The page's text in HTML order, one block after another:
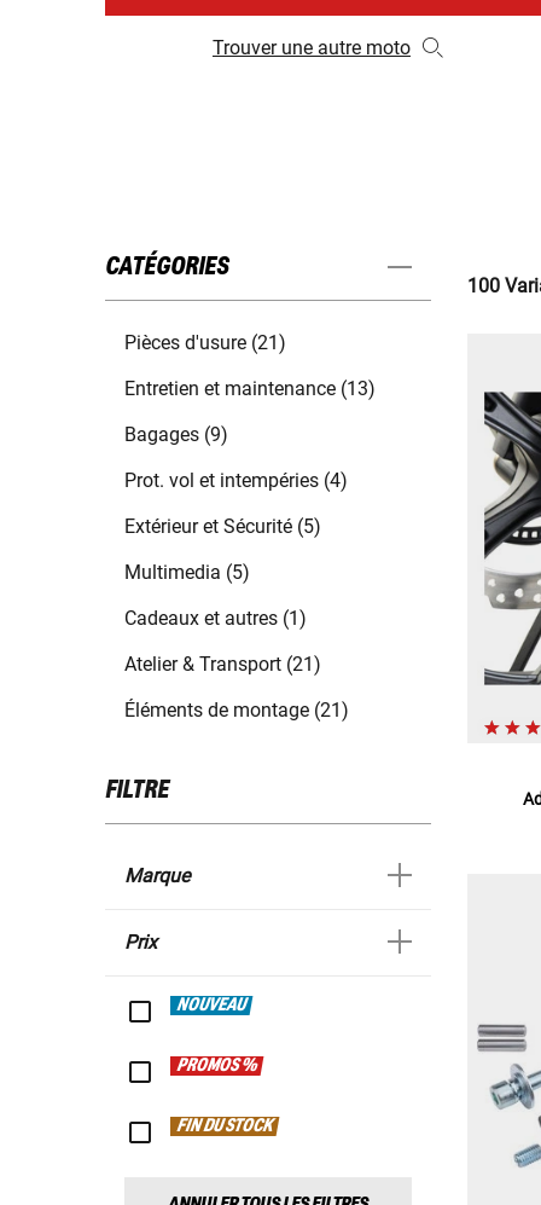
Trouver une autre moto
CATÉGORIES
Pièces d'usure (21)
Entretien et maintenance (13)
Bagages (9)
Prot. vol et intempéries (4)
Extérieur et Sécurité (5)
Multimedia (5)
Cadeaux et autres (1)
Atelier & Transport (21)
Éléments de montage (21)
FILTRE
Marque
Prix
NOUVEAU
PROMOS %
FIN DU STOCK
100